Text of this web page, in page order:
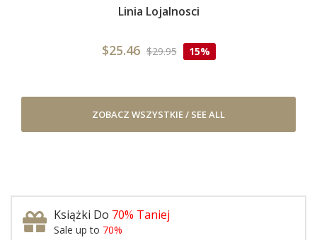
Linia Lojalnosci
$25.46 $29.95 15%
ZOBACZ WSZYSTKIE / SEE ALL
Książki Do 70% Taniej
Sale up to 70%